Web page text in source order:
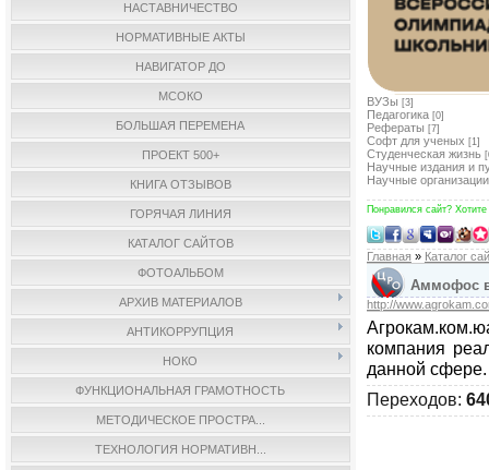
НАСТАВНИЧЕСТВО
НОРМАТИВНЫЕ АКТЫ
НАВИГАТОР ДО
МСОКО
БОЛЬШАЯ ПЕРЕМЕНА
ПРОЕКТ 500+
КНИГА ОТЗЫВОВ
ГОРЯЧАЯ ЛИНИЯ
КАТАЛОГ САЙТОВ
ФОТОАЛЬБОМ
АРХИВ МАТЕРИАЛОВ
АНТИКОРРУПЦИЯ
НОКО
ФУНКЦИОНАЛЬНАЯ ГРАМОТНОСТЬ
МЕТОДИЧЕСКОЕ ПРОСТРА...
ТЕХНОЛОГИЯ НОРМАТИВН...
ВУЗы [3]
Педагогика [0]
Рефераты [7]
Софт для ученых [1]
Студенческая жизнь
Научные издания и
Научные организации
Понравился сайт?
Главная » Каталог
Аммофос в
http://
компания
данной сфере.
Переходов: